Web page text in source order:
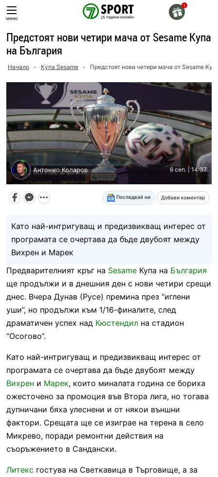
Skip
toменю
Предстоят нови четири мача от Sesame Купа
на България
Начало - Купа Sesame - Предстоят нови четири мача от Sesame
Антонио Коларов 6 сеп. | 14:37
Последвай ни Добави коментар
Като най-интригуващ и предизвикващ интерес от
програмата се очертава да бъде двубоят между
Вихрен и Марек
Предварителният кръг на SesameКупа на България
ще продължи и в днешния ден с нови четири срещи
днес. Вчера Дунав (Русе) премина през “иглени
уши”, но продължи към 1/16-финалите, след
драматичен успех над Кюстендилна стадион
“Осогово”.
Като най-интригуващ и предизвикващ интерес от
програмата се очертава да бъде двубоят между
Вихрен и Марек, които миналата година се бориха
ожесточено за промоция във Втора лига, но тогава
дупничани бяха улеснени и от някои външни
фактори. Срещата ще се изиграе на терена в село
Микрево, поради ремонтни действия на
съоръжението в Сандански.
Литекс гостува на Светкавица в Търговище, а за